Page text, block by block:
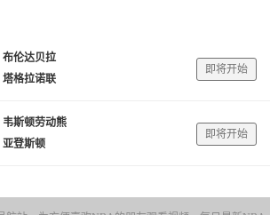
布伦达贝拉
塔格拉诺联
即将开始
韦斯顿劳动熊
亚登斯顿
即将开始